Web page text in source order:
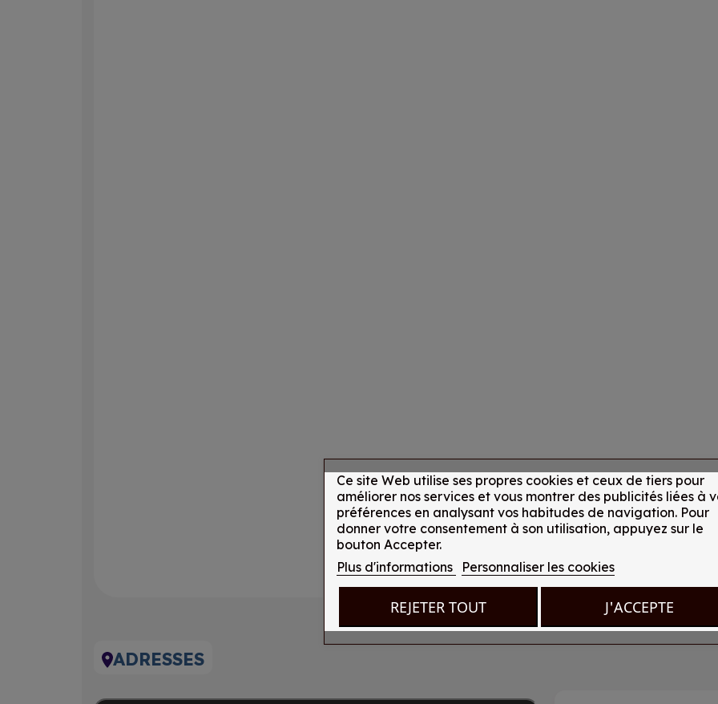
ADRESSES
Ce site Web utilise ses propres cookies et ceux de tiers pour
améliorer nos services et vous montrer des publicités liées à
préférences en analysant vos habitudes de navigation. Pour
donner votre consentement à son utilisation, appuyez sur le
bouton Accepter.
Plus d'informations
Personnaliser les cookies
REJETER TOUT J'ACCEPTE